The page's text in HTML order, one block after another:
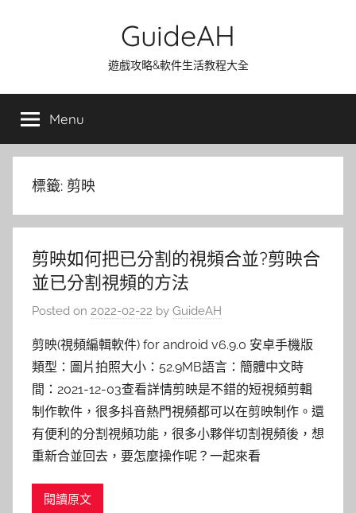
GuideAH
遊戲攻略&軟件生活教程大全
Menu
標籤: 剪映
剪映如何把已分割的視頻合並?剪映合
並已分割視頻的方法
Posted on 2022-02-22 by GuideAH
剪映(視頻編輯軟件) for android v6.9.0 安卓手機版
類型：圖片拍照大小：52.9MB語言：簡體中文時
間：2021-12-03查看詳情剪映是不錯的短視頻剪輯
制作軟件，很多抖音熱門視頻都可以在剪映制作。還
有便利的分割視頻功能，很多小夥伴切割視頻後，想
重新合並回去，要怎麼操作呢？一起來看
閱讀原文